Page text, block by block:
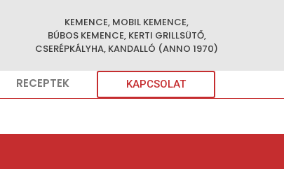
KEMENCE, MOBIL KEMENCE,
BÚBOS KEMENCE, KERTI GRILLSÜTŐ,
CSERÉPKÁLYHA, KANDALLÓ (ANNO 1970)
RECEPTEK KAPCSOLAT